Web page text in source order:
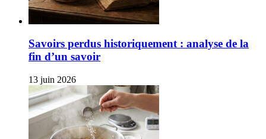
Savoirs perdus historiquement : analyse de la
fin d’un savoir
13 juin 2026